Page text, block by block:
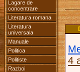
Lagare de
concentrare
Literatura romana
Literatura
universala
Manuale
Politica
Politiste
Razboi
4